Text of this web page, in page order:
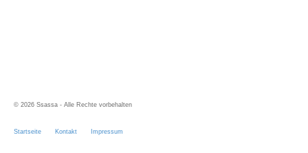
© 2026 Ssassa - Alle Rechte vorbehalten
Startseite Kontakt Impressum